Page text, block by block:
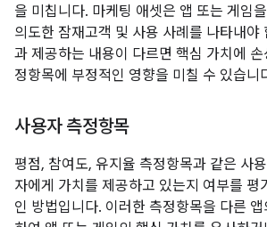
을 미칩니다. 마케팅 애셋은 앱 또는 게임
의도한 잠재고객 및 사용 사례를 나타내야
과 제공하는 내용이 다르면 핵심 가치에
정항목에 부정적인 영향을 미칠 수 있습니
사용자 측정항목
평점, 참여도, 유지율 측정항목과 같은 사
자에게 가치를 제공하고 있는지 여부를 평
인 방법입니다. 이러한 측정항목을 다른